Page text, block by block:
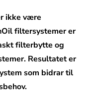
ikke være
filtersystemer er
filterbytte og
Resultatet er
som bidrar til